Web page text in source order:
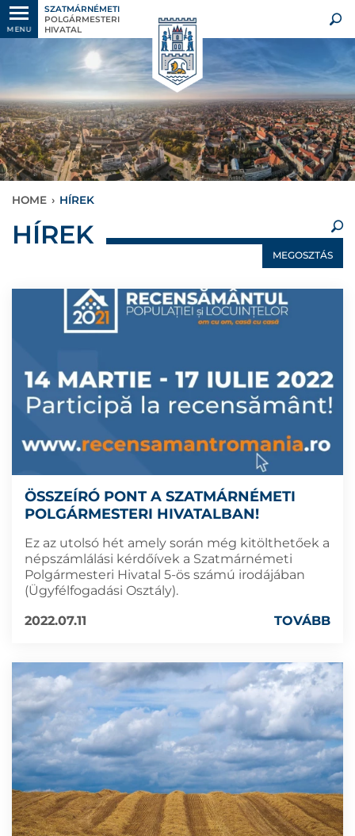
MENU
SZATMÁRNÉMETI
POLGÁRMESTERI
HIVATAL
HOME › HÍREK
×
HÍREK
MEGOSZTÁS
ÖSSZEÍRÓ PONT A SZATMÁRNÉMETI
POLGÁRMESTERI HIVATALBAN!
Ez az utolsó hét amely során még kitölthetőek a
népszámlálási kérdőívek a Szatmárnémeti
Polgármesteri Hivatal 5-ös számú irodájában
(Ügyfélfogadási Osztály).
2022.07.11
TOVÁBB